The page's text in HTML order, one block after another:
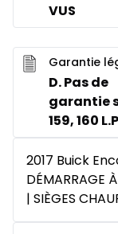
VUS
Garantie
D. Pas de
garantie
159, 160
2017 Buick
DÉMARRAGE
| SIÈGES